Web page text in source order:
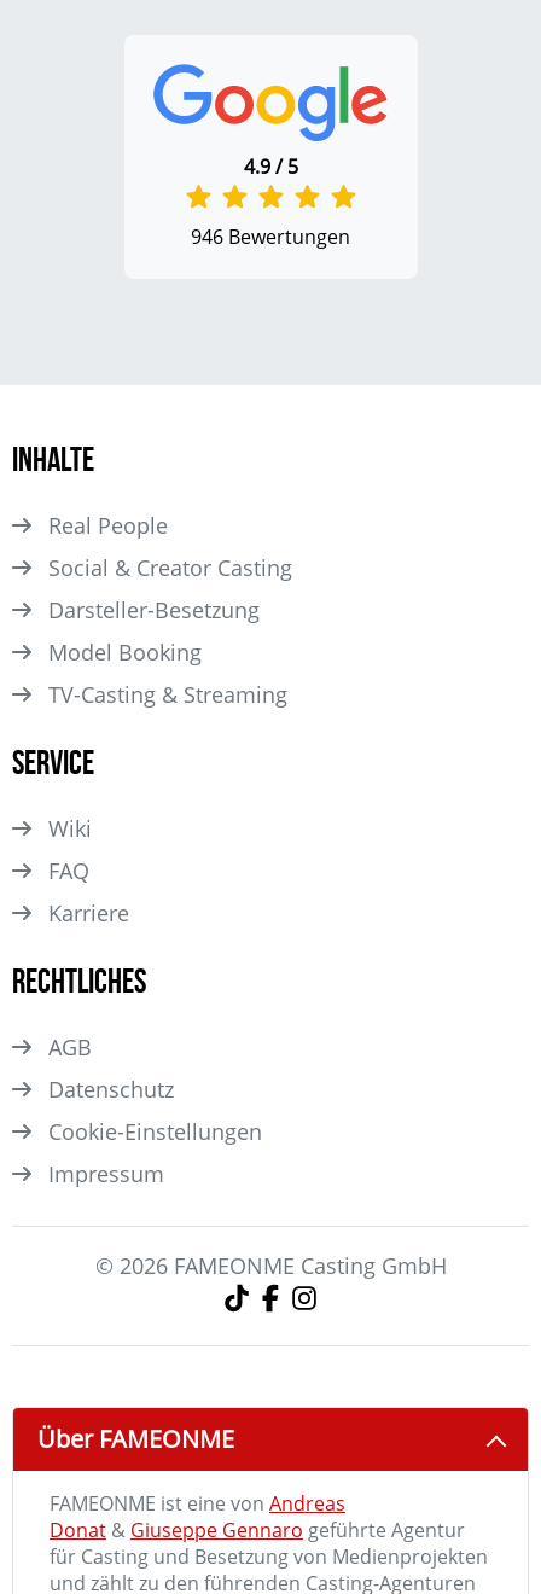
4.9 / 5
946 Bewertungen
Inhalte
Real People
Social & Creator Casting
Darsteller­-Besetzung
Model Booking
TV-Casting & Streaming
Service
Wiki
FAQ
Karriere
Rechtliches
AGB
Datenschutz
Cookie-Einstellungen
Impressum
© 2026 FAMEONME Casting GmbH
Über FAMEONME
FAMEONME ist eine von Andreas
Donat & Giuseppe Gennaro geführte Agentur
für Casting und Besetzung von Medienprojekten
und zählt zu den führenden Casting-Agenturen